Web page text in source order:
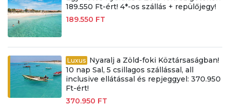
189.550 Ft-ért! 4*-os szállás + repülőjegy!
189.550 FT
Luxus Nyaralj a Zöld-foki Köztársaságban!
10 nap Sal, 5 csillagos szállással, all
inclusive ellátással és repjeggyel: 370.950
Ft-ért!
370.950 FT